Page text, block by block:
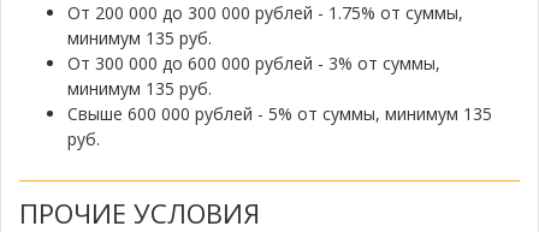
От 200 000 до 300 000 рублей - 1.75% от суммы,
минимум 135 руб.
От 300 000 до 600 000 рублей - 3% от суммы,
минимум 135 руб.
Свыше 600 000 рублей - 5% от суммы, минимум 135
руб.
ПРОЧИЕ УСЛОВИЯ